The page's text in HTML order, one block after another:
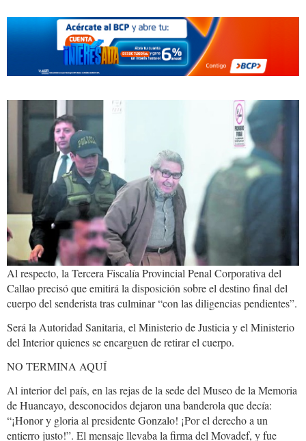
abimael.jpg
Al respecto, la Tercera Fiscalía Provincial Penal Corporativa del
Callao precisó que emitirá la disposición sobre el destino final del
cuerpo del senderista tras culminar “con las diligencias pendientes”.
Será la Autoridad Sanitaria, el Ministerio de Justicia y el Ministerio
del Interior quienes se encarguen de retirar el cuerpo.
NO TERMINA AQUÍ
Al interior del país, en las rejas de la sede del Museo de la Memoria
de Huancayo, desconocidos dejaron una banderola que decía:
“¡Honor y gloria al presidente Gonzalo! ¡Por el derecho a un
entierro justo!”. El mensaje llevaba la firma del Movadef, y fue